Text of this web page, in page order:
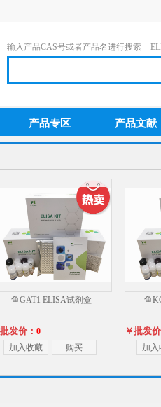
输入产品CAS号或者产品名进行搜索
产品专区 产品文献
鱼GAT1 ELISA试剂盒
发价： 0
加入收藏
购买
鱼
￥批发价
加入